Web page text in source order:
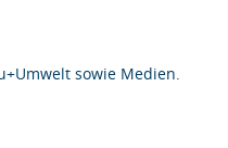
sowie Medien.